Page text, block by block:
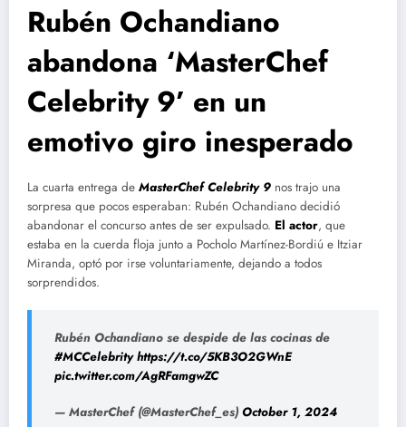
Rubén Ochandiano
abandona ‘MasterChef
Celebrity 9’ en un
emotivo giro inesperado
La cuarta entrega de MasterChef Celebrity 9 nos trajo una
sorpresa que pocos esperaban: Rubén Ochandiano decidió
abandonar el concurso antes de ser expulsado. El actor, que
estaba en la cuerda floja junto a Pocholo Martínez-Bordiú e Itziar
Miranda, optó por irse voluntariamente, dejando a todos
sorprendidos.
Rubén Ochandiano se despide de las cocinas de
#MCCelebrity https://t.co/5KB3O2GWnE
pic.twitter.com/AgRFamgwZC
— MasterChef (@MasterChef_es) October 1, 2024